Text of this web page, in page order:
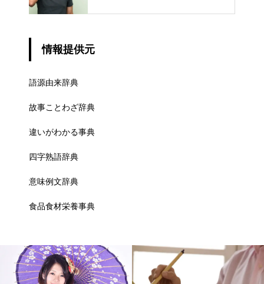
情報提供元
語源由来辞典
故事ことわざ辞典
違いがわかる事典
四字熟語辞典
意味例文辞典
食品食材栄養事典